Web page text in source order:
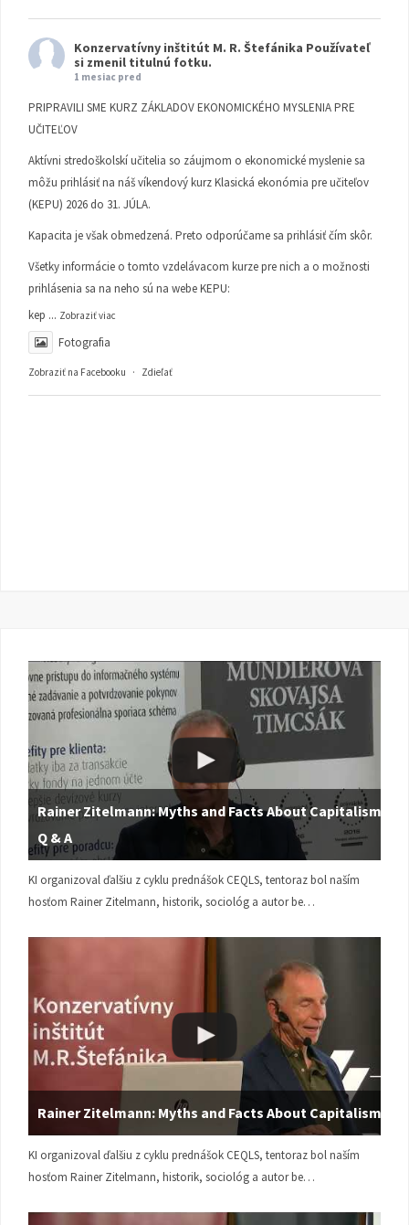
Konzervatívny inštitút M. R. Štefánika Používateľ
si zmenil titulnú fotku.
1 mesiac pred
PRIPRAVILI SME KURZ ZÁKLADOV EKONOMICKÉHO MYSLENIA PRE
UČITEĽOV
Aktívni stredoškolskí učitelia so záujmom o ekonomické myslenie sa
môžu prihlásiť na náš víkendový kurz Klasická ekonómia pre učiteľov
(KEPU) 2026 do 31. JÚLA.
Kapacita je však obmedzená. Preto odporúčame sa prihlásiť čím skôr.
Všetky informácie o tomto vzdelávacom kurze pre nich a o možnosti
prihlásenia sa na neho sú na webe KEPU:
kep ... Zobraziť viac
Fotografia
Zobraziť na Facebooku · Zdieľať
Rainer Zitelmann: Myths and Facts About Capitalism |
Q & A
KI organizoval ďalšiu z cyklu prednášok CEQLS, tentoraz bol naším
hosťom Rainer Zitelmann, historik, sociológ a autor be…
Rainer Zitelmann: Myths and Facts About Capitalism
KI organizoval ďalšiu z cyklu prednášok CEQLS, tentoraz bol naším
hosťom Rainer Zitelmann, historik, sociológ a autor be…